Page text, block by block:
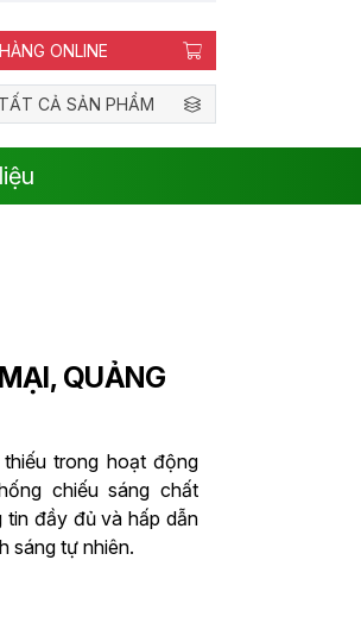
ONLINE
CẢ SẢN PHẨM
QUẢNG
trong hoạt động
chiếu sáng chất
tin đầy đủ và hấp dẫn
sáng tự nhiên.